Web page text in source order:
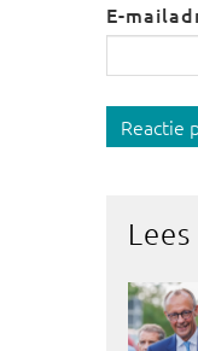
E-
Reactie